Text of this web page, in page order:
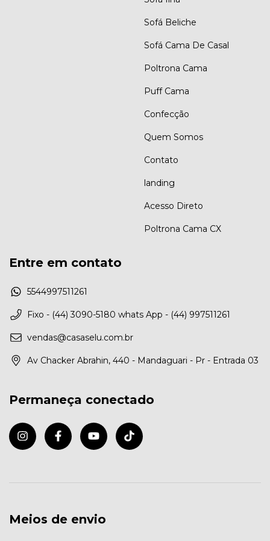
Sofá Beliche
Sofá Cama De Casal
Poltrona Cama
Puff Cama
Confecção
Quem Somos
Contato
landing
Acesso Direto
Poltrona Cama CX
Entre em contato
5544997511261
Fixo - (44) 3090-5180 whats App - (44) 997511261
vendas@casaselu.com.br
Av Chacker Abrahin, 440 - Mandaguari - Pr - Entrada 03
Permaneça conectado
Meios de envio